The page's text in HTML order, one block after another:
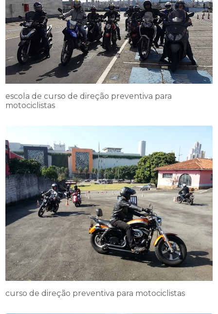
escola de curso de direção preventiva para
motociclistas
curso de direção preventiva para motociclistas